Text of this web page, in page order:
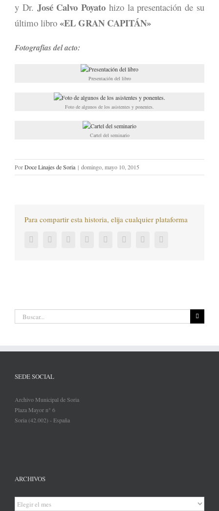
y Dr. José Calvo Poyato hizo la presentación de su
último libro «EL GRAN CAPITÁN»
Fotografías del acto:
Presentación del libro
Foto de algunos de los asistentes y ponentes.
Cartel del seminario
PorDoce Linajes de Soria | domingo, mayo 10, 2015
Para compartir esta historia, elija cualquier plataforma
FacebookTwitter LinkedInReddit Tumblr Pinterest
Buscar:
SEDE SOCIAL
Archivo Municipal de Soria
Plaza Mayor n° 6
Soria (42.002) - España
ARCHIVOS
Archivos